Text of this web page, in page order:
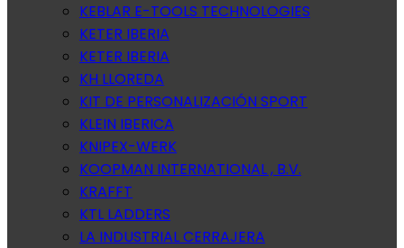
KEBLAR E-TOOLS TECHNOLOGIES
KETER IBERIA
KETER IBERIA
KH LLOREDA
KIT DE PERSONALIZACIÓN SPORT
KLEIN IBERICA
KNIPEX-WERK
KOOPMAN INTERNATIONAL , B.V.
KRAFFT
KTL LADDERS
LA INDUSTRIAL CERRAJERA